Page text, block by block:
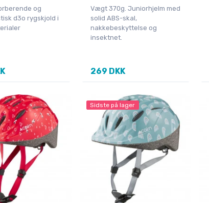
og
d3o rygskjold i
Vægt 370g. Juniorhjelm med
solid ABS-skal,
nakkebeskyttelse og
insektnet.
269 DKK
Sidste på lager